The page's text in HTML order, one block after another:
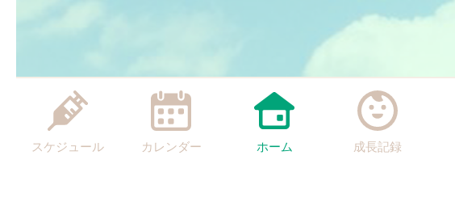
スケジュール カレンダー ホーム 成長記録